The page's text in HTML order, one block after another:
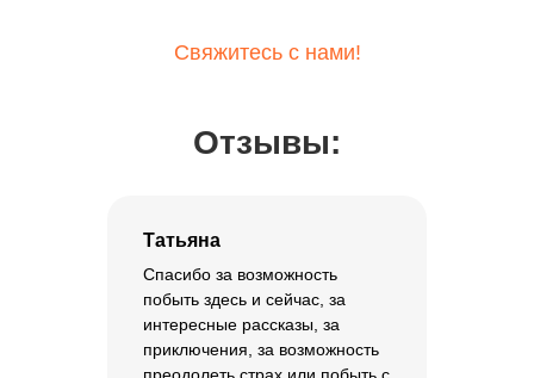
Свяжитесь с нами!
Отзывы:
Татьяна
Спасибо за возможность
побыть здесь и сейчас, за
интересные рассказы, за
приключения, за возможность
Купить билет